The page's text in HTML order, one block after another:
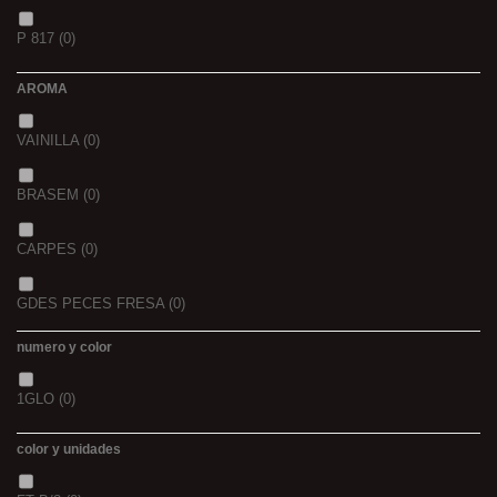
1,5
2,3
(0)
P 817 (0)
AROMA
VAINILLA(0)
BRASEM (0)
CARPES (0)
GDES PECES FRESA(0)
GDES. PECES MAIZ
GDES. PECES SCOPEX
numero y color
1GLO (0)
color y unidades